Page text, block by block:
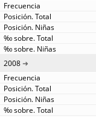
2008